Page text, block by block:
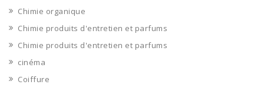
Chimie organique
Chimie produits d'entretien et parfums
Chimie produits d'entretien et parfums
cinéma
Coiffure